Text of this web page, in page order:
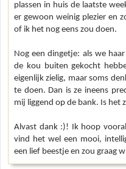
plassen in huis de laatste
er gewoon weinig plezier en
of ik het nog eens zou doen.
Nog een dingetje: als we
de kou buiten gekocht
eigenlijk zielig, maar soms
te doen. Dan is ze ineens
mij liggend op de bank. Is het
Alvast dank :)! Ik hoop
vind het wel een mooi,
een lief beestje en zou graag